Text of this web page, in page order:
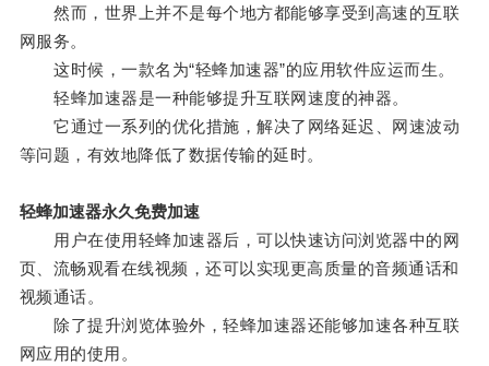
然而，世界上并不是每个地方都能够享受到高速的互联
网服务。
这时候，一款名为“轻蜂加速器”的应用软件应运而生。
轻蜂加速器是一种能够提升互联网速度的神器。
它通过一系列的优化措施，解决了网络延迟、网速波动
等问题，有效地降低了数据传输的延时。
轻蜂加速器永久免费加速
用户在使用轻蜂加速器后，可以快速访问浏览器中的网
页、流畅观看在线视频，还可以实现更高质量的音频通话和
视频通话。
除了提升浏览体验外，轻蜂加速器还能够加速各种互联
网应用的使用。